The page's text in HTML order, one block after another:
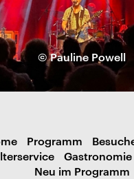
© Pauline Powell
Programm
Gastronomie
Neu im Programm